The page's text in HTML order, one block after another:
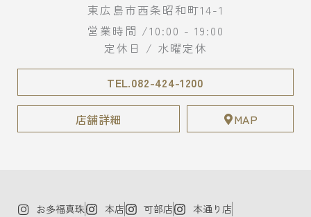
東広島市西条昭和町14-1
営業時間 /10:00 - 19:00
定休日 / 水曜定休
TEL.082-424-1200
店舗詳細 MAP
お多福真珠 本店 可部店
本通り店